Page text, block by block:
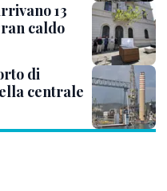
13
caldo
di
centrale